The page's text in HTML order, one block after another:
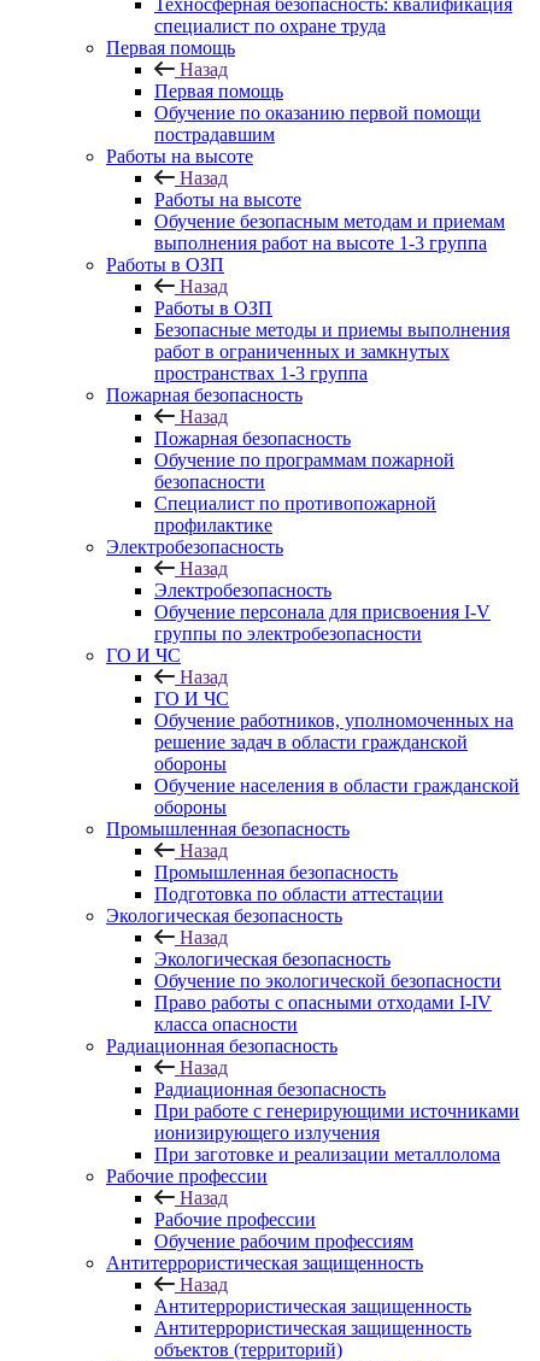
Техносферная безопасность: квалификация
специалист по охране труда
Первая помощь
Назад
Первая помощь
Обучение по оказанию первой помощи
пострадавшим
Работы на высоте
Назад
Работы на высоте
Обучение безопасным методам и приемам
выполнения работ на высоте 1-3 группа
Работы в ОЗП
Назад
Работы в ОЗП
Безопасные методы и приемы выполнения
работ в ограниченных и замкнутых
пространствах 1-3 группа
Пожарная безопасность
Назад
Пожарная безопасность
Обучение по программам пожарной
безопасности
Специалист по противопожарной
профилактике
Электробезопасность
Назад
Электробезопасность
Обучение персонала для присвоения I-V
группы по электробезопасности
ГО И ЧС
Назад
ГО И ЧС
Обучение работников, уполномоченных на
решение задач в области гражданской
обороны
Обучение населения в области гражданской
обороны
Промышленная безопасность
Назад
Промышленная безопасность
Подготовка по области аттестации
Экологическая безопасность
Назад
Экологическая безопасность
Обучение по экологической безопасности
Право работы с опасными отходами I-IV
класса опасности
Радиационная безопасность
Назад
Радиационная безопасность
При работе с генерирующими источниками
ионизирующего излучения
При заготовке и реализации металлолома
Рабочие профессии
Назад
Рабочие профессии
Обучение рабочим профессиям
Антитеррористическая защищенность
Назад
Антитеррористическая защищенность
Антитеррористическая защищенность
объектов (территорий)